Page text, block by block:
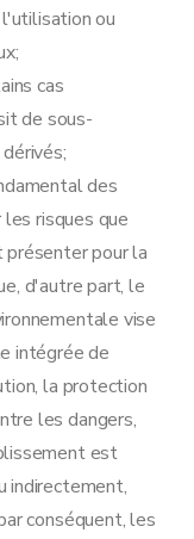
ou
cas
de sous-
des
risques que
pour la
d'autre part, le
vise
intégrée de
la protection
les dangers,
est
indirectement,
conséquent, les